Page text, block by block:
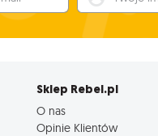
Sklep Rebel.pl
O nas
Opinie Klientów